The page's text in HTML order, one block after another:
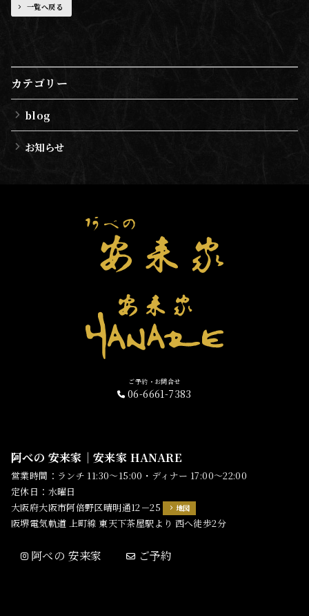
一覧へ戻る
カテゴリー
blog
お知らせ
06-6661-7383
ご予約・お問合せ
阿べの 安来家｜安来家 HANARE
営業時間：ランチ 11:30～15:00・ディナー 17:00～22:00
定休日：水曜日
大阪府大阪市阿倍野区晴明通12－25
地図
阪堺電気軌道 上町線 東天下茶屋駅より 西へ徒歩2分
阿べの 安来家 ご予約